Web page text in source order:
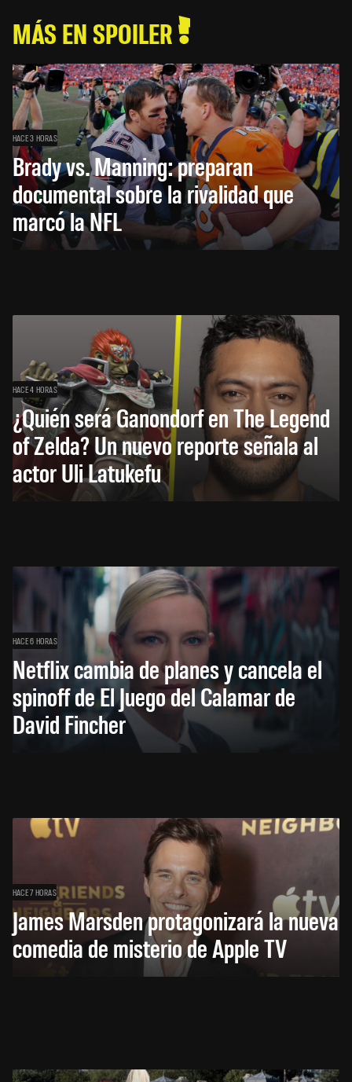
MÁS EN SPOILER
HACE 3 HORAS
Brady vs. Manning: preparan
documental sobre la rivalidad que
marcó la NFL
HACE 4 HORAS
¿Quién será Ganondorf en The Legend
of Zelda? Un nuevo reporte señala al
actor Uli Latukefu
HACE 6 HORAS
Netflix cambia de planes y cancela el
spinoff de El Juego del Calamar de
David Fincher
HACE 7 HORAS
James Marsden protagonizará la nueva
comedia de misterio de Apple TV